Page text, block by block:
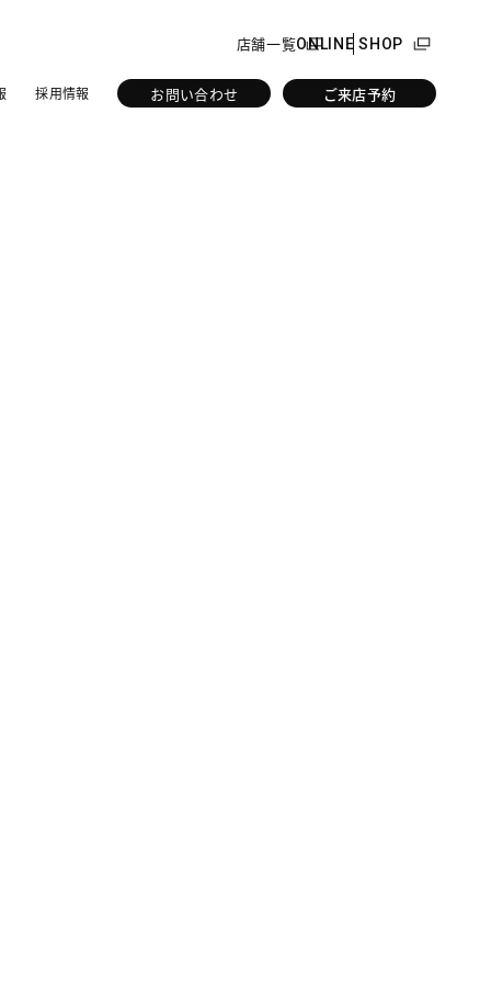
店舗一覧ONLINE SHOP
採用情報 お問い合わせ ご来店予約